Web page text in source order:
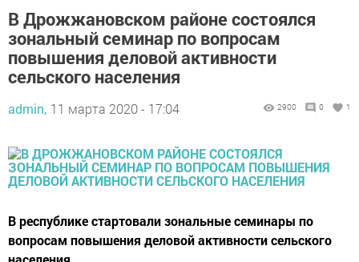
В Дрожжановском районе состоялся
зональный семинар по вопросам
повышения деловой активности
сельского населения
admin, 11 марта 2020 - 17:04 2900 0 1
В республике стартовали зональные семинары по
вопросам повышения деловой активности сельского